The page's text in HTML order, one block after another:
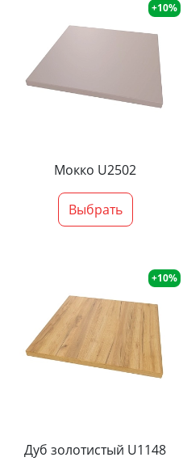
+10%
Мокко U2502
Выбрать
+10%
Дуб золотистый U1148